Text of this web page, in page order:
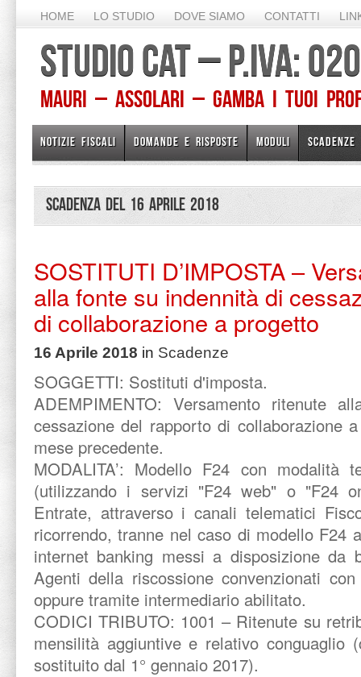
HOME LO STUDIO DOVE SIAMO CONTATTI
STUDIO CAT – P.IVA:
Mauri – Assolari – Gamba I TUOI
NOTIZIE FISCALI DOMANDE E RISPOSTE MODULI SCADENZE
Scadenza del 16 Aprile 2018
SOSTITUTI D’IMPOSTA –
alla fonte su indennità di
di collaborazione a progetto
16 Aprile 2018 in Scadenze
SOGGETTI: Sostituti d'imposta.
ADEMPIMENTO: Versamento ritenute
cessazione del rapporto di collaborazione
mese precedente.
MODALITA’: Modello F24 con modalità
(utilizzando i servizi "F24 web" o "F24
Entrate, attraverso i canali telematici
ricorrendo, tranne nel caso di modello F24
internet banking messi a disposizione da
Agenti della riscossione convenzionati
oppure tramite intermediario abilitato.
CODICI TRIBUTO: 1001 – Ritenute su
mensilità aggiuntive e relativo conguaglio
sostituito dal 1° gennaio 2017).